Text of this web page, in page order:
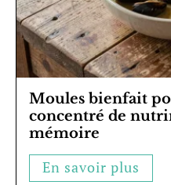
Moules bienfait
concentré de
mémoire
En savoir plus